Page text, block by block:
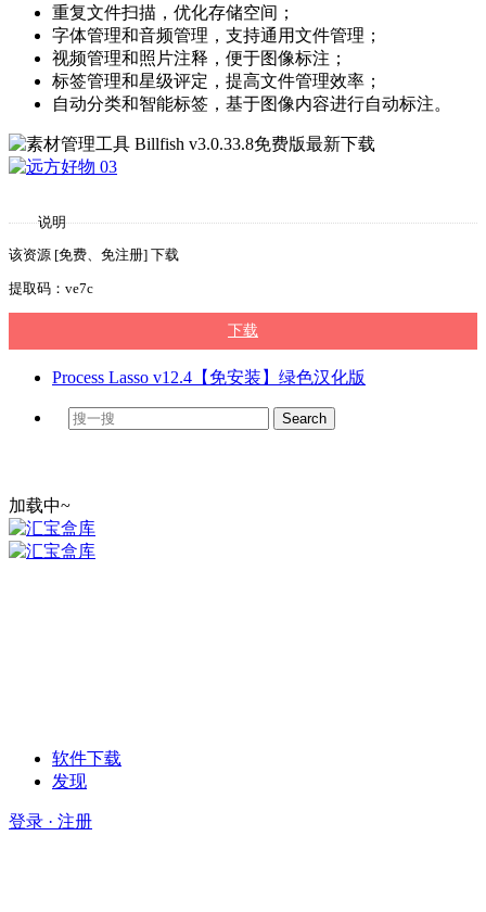
重复文件扫描，优化存储空间；
字体管理和音频管理，支持通用文件管理；
视频管理和照片注释，便于图像标注；
标签管理和星级评定，提高文件管理效率；
自动分类和智能标签，基于图像内容进行自动标注。
说明
该资源 [免费、免注册] 下载
提取码：ve7c
下载
Process Lasso v12.4【免安装】绿色汉化版
加载中~
软件下载
发现
登录 · 注册